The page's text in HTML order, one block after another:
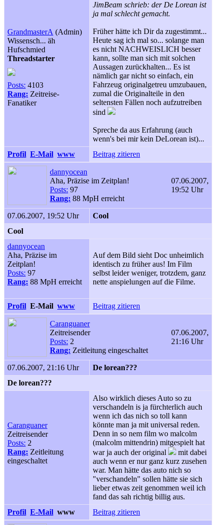
GrandmasterA (Admin)
Wissensch... äh
Hufschmied
Threadstarter
Posts: 4103
Rang: Zeitreise-
Fanatiker
JimBeam schrieb: der De Lorean ist
ja mal schlecht gemacht.
Früher hätte ich Dir da zugestimmt...
Heute sag ich mal so... solange man
es nicht NACHWEISLICH besser
kann, sollte man sich mit solchen
Aussagen zurückhalten... Es ist
nämlich gar nicht so einfach, ein
Fahrzeug originalgetreu umzubauen,
zumal die Originalteile in den
seltensten Fällen noch aufzutreiben
sind
Spreche da aus Erfahrung (auch
wenn's bei mir kein DeLorean ist)...
Profil E-Mail www Beitrag zitieren
dannyocean
Aha, Präzise im Zeitplan!
Posts: 97
Rang: 88 MpH erreicht
07.06.2007,
19:52 Uhr
07.06.2007, 19:52 Uhr
Cool
Cool
dannyocean
Aha, Präzise im
Zeitplan!
Posts: 97
Rang: 88 MpH erreicht
Auf dem Bild sieht Doc unheimlich
identisch zu früher aus! Im Film
selbst leider weniger, trotzdem, ganz
nette anspielungen auf die Filme.
Profil E-Mail www Beitrag zitieren
Caranguaner
Zeitreisender
Posts: 2
Rang: Zeitleitung eingeschaltet
07.06.2007,
21:16 Uhr
07.06.2007, 21:16 Uhr
De lorean???
De lorean???
Caranguaner
Zeitreisender
Posts: 2
Rang: Zeitleitung
eingeschaltet
Also wirklich dieses Auto so zu
verschandeln is ja fürchterlich auch
wenn ich das nich so toll kann
könnte man ja mit universal reden.
Denn in so nem film wo malcolm
(malcolm mittendrin) mitgespielt hat
war ja auch der original
mit dabei
auch wenn er nur ganz kurz zusehen
war. Man hätte das auto nich so
"verschandeln" sollen hätte sie sich
lieber etwas zeit genommen weil ich
fand das sah richtig billig aus.
Profil E-Mail www Beitrag zitieren